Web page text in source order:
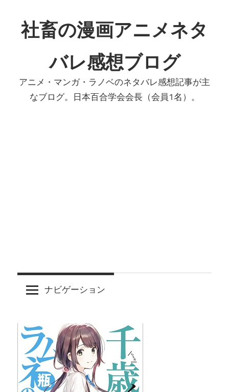
ン
テ
へ
社畜の漫画アニメネタ
バレ感想ブログ
アニメ・マンガ・ラノベのネタバレ感想記事が主
なブログ。日本百合学会会長（会員1名）。
ナビゲーション